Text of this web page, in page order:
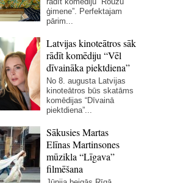
ģimene”. Perfektajam
pārim...
Latvijas kinoteātros sāk
rādīt komēdiju “Vēl
dīvaināka piektdiena”
No 8. augusta Latvijas
kinoteātros būs skatāms
komēdijas “Dīvainā
piektdiena”...
Sākusies Martas
Elīnas Martinsones
mūzikla “Līgava”
filmēšana